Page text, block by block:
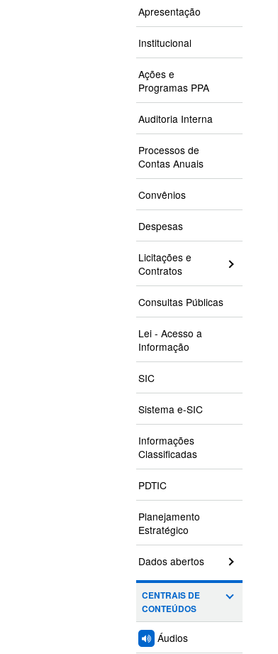
Apresentação
Institucional
Ações e
Programas PPA
Auditoria Interna
Processos de
Contas Anuais
Convênios
Despesas
Licitações e
Contratos
Consultas Públicas
Lei - Acesso a
Informação
SIC
Sistema e-SIC
Informações
Classificadas
PDTIC
Planejamento
Estratégico
Dados abertos
CENTRAIS DE
CONTEÚDOS
Áudios